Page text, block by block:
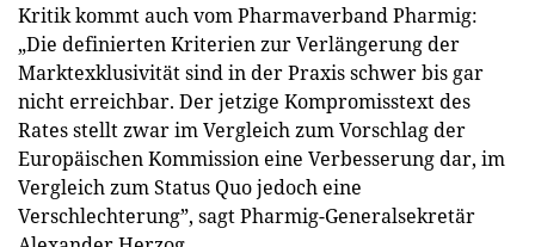
Kritik kommt auch vom Pharmaverband Pharmig:
„Die definierten Kriterien zur Verlängerung der
Marktexklusivität sind in der Praxis schwer bis gar
nicht erreichbar. Der jetzige Kompromisstext des
Rates stellt zwar im Vergleich zum Vorschlag der
Europäischen Kommission eine Verbesserung dar, im
Vergleich zum Status Quo jedoch eine
Verschlechterung”, sagt Pharmig-Generalsekretär